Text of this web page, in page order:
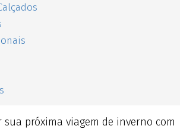
próxima viagem de inverno com